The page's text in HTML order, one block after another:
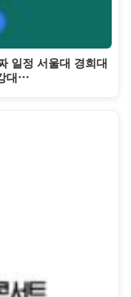
일정 서울대 경희대
대…